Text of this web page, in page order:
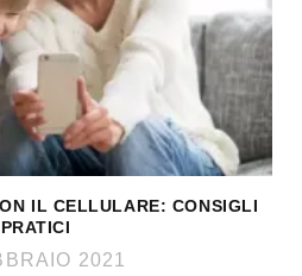
IL CELLULARE: CONSIGLI
PRATICI
2021